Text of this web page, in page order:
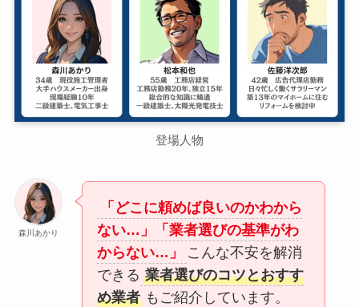
登場人物
森川あかり
「どこに頼めば良いのかわから
ない…」「業者選びの基準がわ
からない…」
こんな不安を解消
できる 業者選びのコツとおすす
め業者 もご紹介しています。